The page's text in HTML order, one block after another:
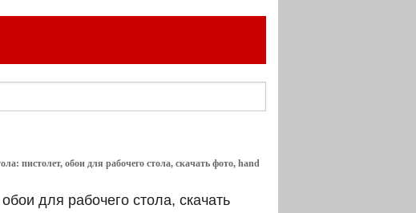
пистолет, обои для рабочего стола, скачать фото, hand
для рабочего стола, скачать